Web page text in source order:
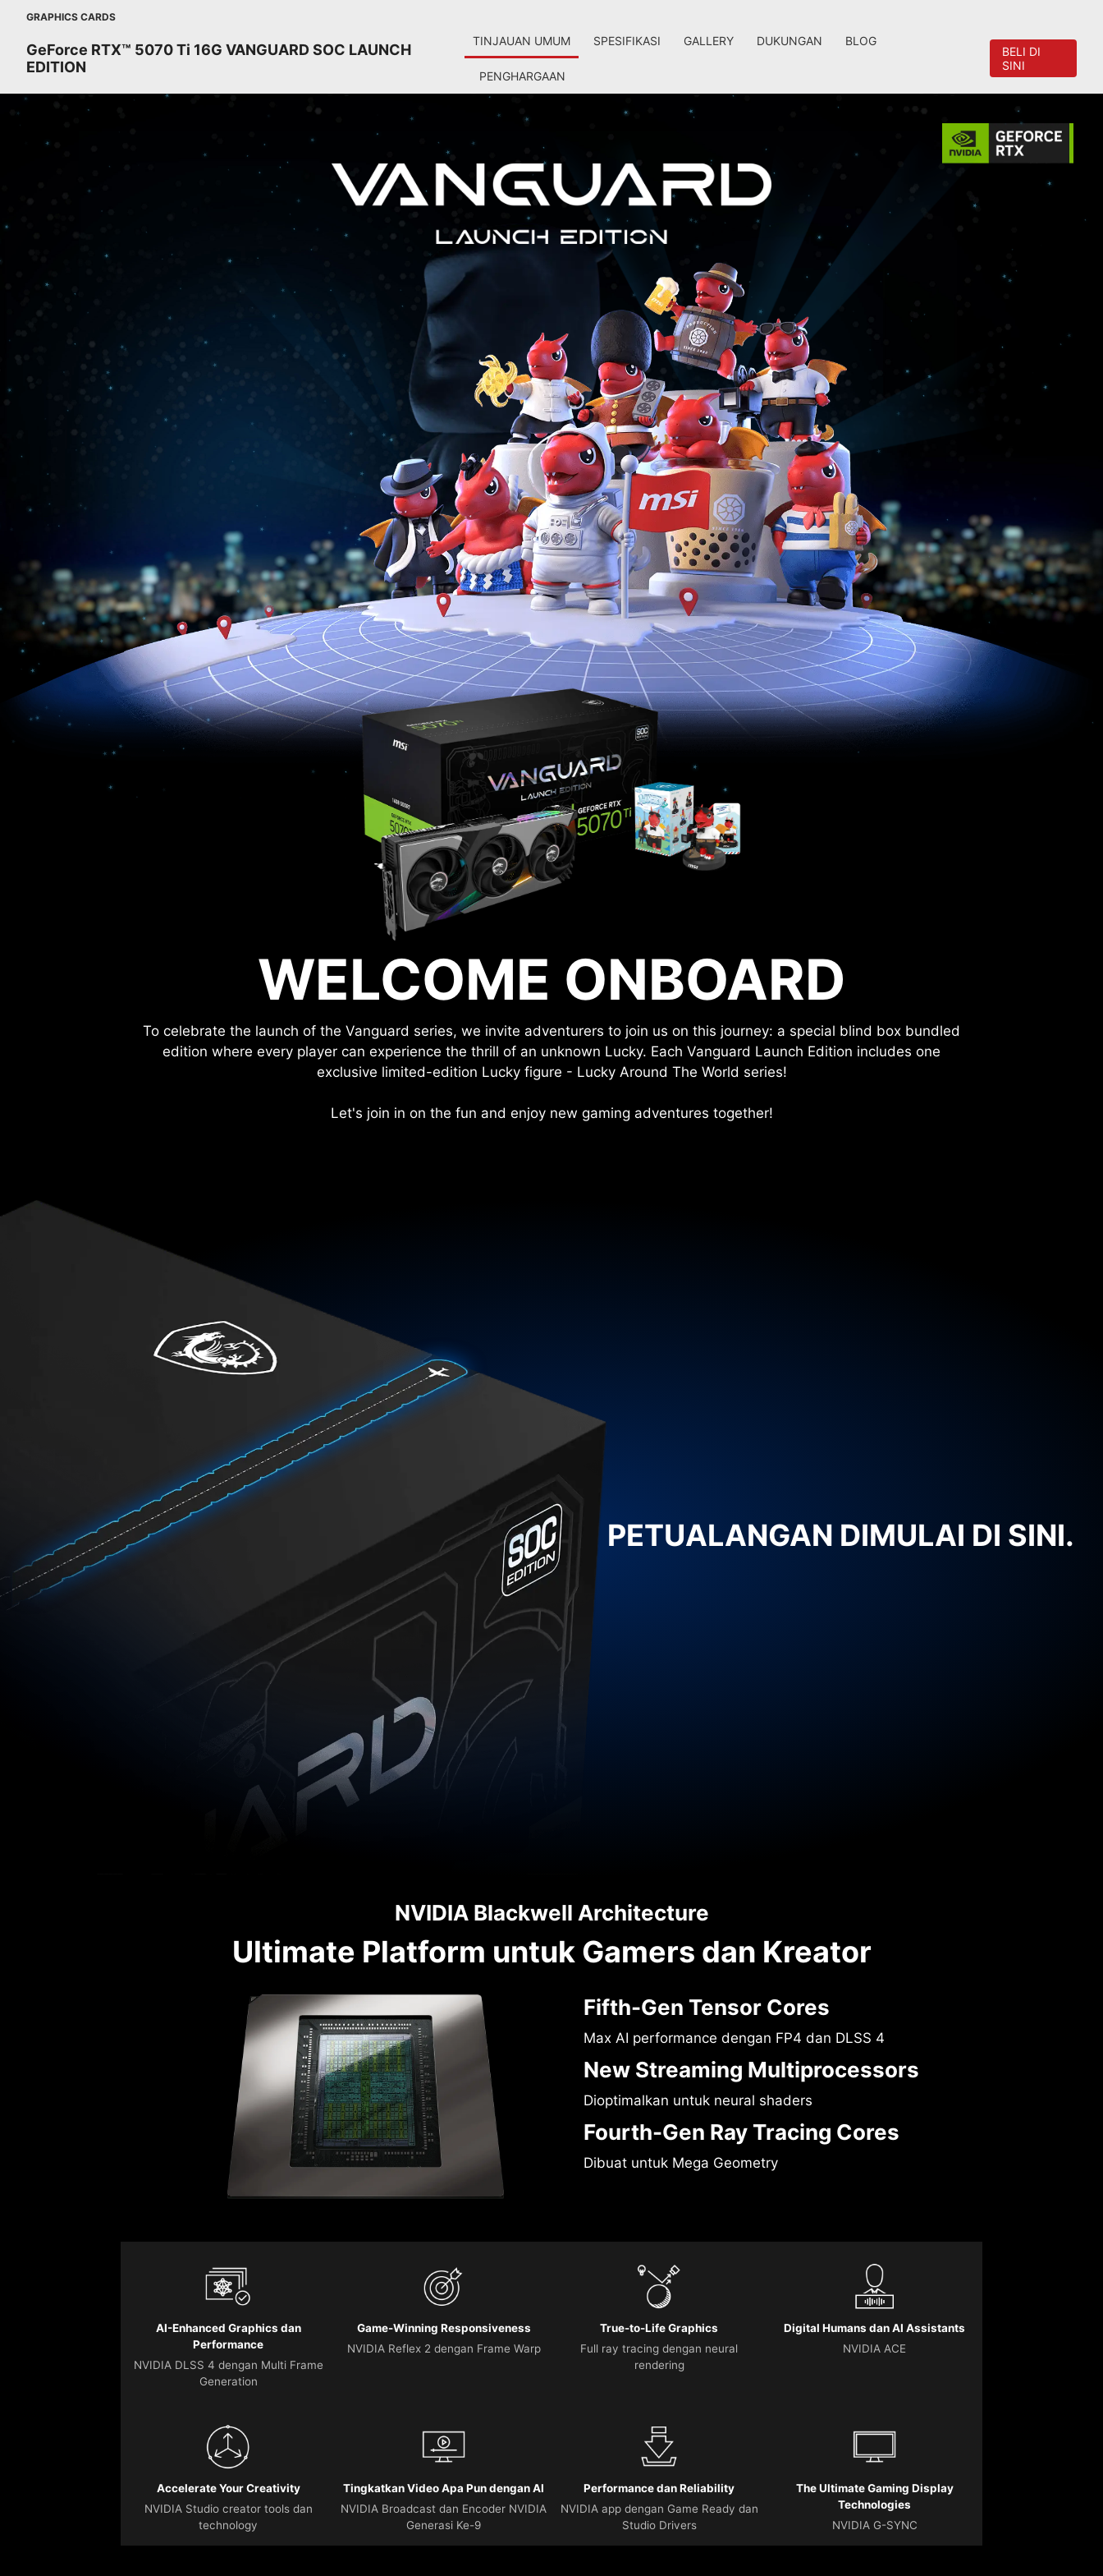
GRAPHICS CARDS
GeForce RTX™ 5070 Ti 16G VANGUARD SOC LAUNCH
EDITION
TINJAUAN UMUM SPESIFIKASI GALLERY DUKUNGAN BLOG
PENGHARGAAN
BELI DI
SINI
WELCOME ONBOARD
To celebrate the launch of the Vanguard series, we invite adventurers to join us on this journey: a special blind box bundled
edition where every player can experience the thrill of an unknown Lucky. Each Vanguard Launch Edition includes one
exclusive limited-edition Lucky figure - Lucky Around The World series!
Let's join in on the fun and enjoy new gaming adventures together!
PETUALANGAN DIMULAI DI SINI.
NVIDIA Blackwell Architecture
Ultimate Platform untuk Gamers dan Kreator
Fifth-Gen Tensor Cores
Max AI performance dengan FP4 dan DLSS 4
New Streaming Multiprocessors
Dioptimalkan untuk neural shaders
Fourth-Gen Ray Tracing Cores
Dibuat untuk Mega Geometry
AI-Enhanced Graphics dan
Performance
NVIDIA DLSS 4 dengan Multi Frame
Generation
Game-Winning Responsiveness
NVIDIA Reflex 2 dengan Frame Warp
True-to-Life Graphics
Full ray tracing dengan neural
rendering
Digital Humans dan AI Assistants
NVIDIA ACE
Accelerate Your Creativity
NVIDIA Studio creator tools dan
technology
Tingkatkan Video Apa Pun dengan AI
NVIDIA Broadcast dan Encoder NVIDIA
Generasi Ke-9
Performance dan Reliability
NVIDIA app dengan Game Ready dan
Studio Drivers
The Ultimate Gaming Display
Technologies
NVIDIA G-SYNC